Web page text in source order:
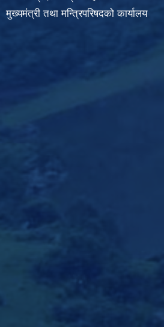
मुख्यमंत्री तथा मन्त्रिपरिषदको कार्यालय